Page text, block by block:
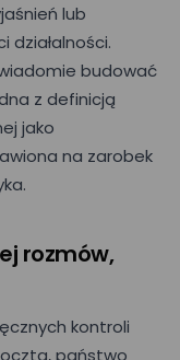
lub
działalności.
budować
z definicją
jako
na zarobek
rozmów,
kontroli
państwo